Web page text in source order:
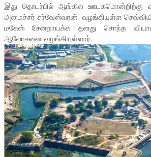
இது தொடர்பில் ஆங்கில
அமைச்சர் சர்வேஸ்வரன் வழங்கியுள்ள
மகேஸ் சேனநாயக்க தனது சொந்த
ஆலோசனை வழங்கியுள்ளார்.